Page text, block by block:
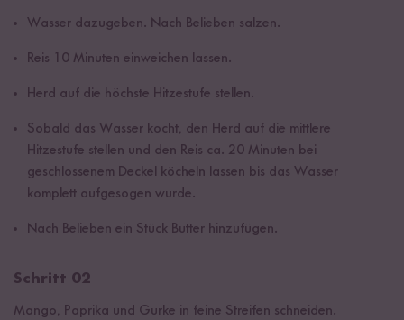
Wasser dazugeben. Nach Belieben salzen.
Reis 10 Minuten einweichen lassen.
Herd auf die höchste Hitzestufe stellen.
Sobald das Wasser kocht, den Herd auf die mittlere
Hitzestufe stellen und den Reis ca. 20 Minuten bei
geschlossenem Deckel köcheln lassen bis das Wasser
komplett aufgesogen wurde.
Nach Belieben ein Stück Butter hinzufügen.
Schritt 02
Mango, Paprika und Gurke in feine Streifen schneiden.